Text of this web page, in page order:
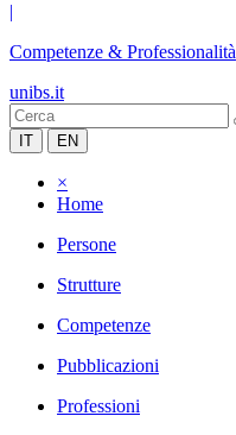
|
Competenze & Professionalità
unibs.it
IT EN
×
Home
Persone
Strutture
Competenze
Pubblicazioni
Professioni